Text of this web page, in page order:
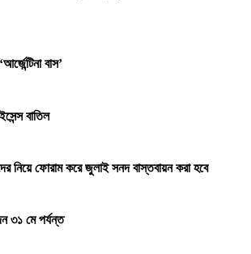
বাস’
বাতিল
নিয়ে ফোরাম করে জুলাই সনদ বাস্তবায়ন করা হবে
৩১ মে পর্যন্ত